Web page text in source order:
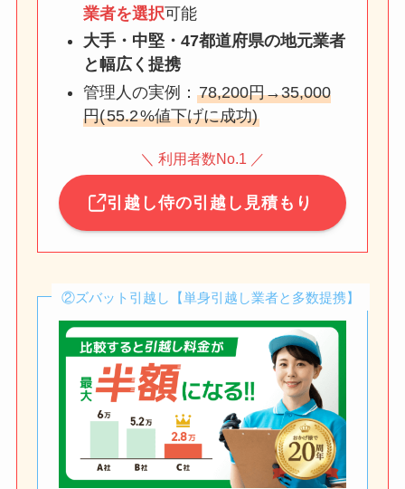
業者を選択可能
大手・中堅・47都道府県の地元業者
と幅広く提携
管理人の実例： 78,200円→35,000
円(55.2%値下げに成功)
＼ 利用者数No.1 ／
引越し侍の引越し見積もり
②ズバット引越し【単身引越し業者と多数提携】